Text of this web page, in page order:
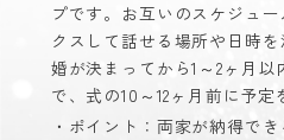
プです。お互いのスケジュ
クスして話せる場所や日時
婚が決まってから1～2ヶ月
で、式の10～12ヶ月前に予定
・ポイント：両家が納得で